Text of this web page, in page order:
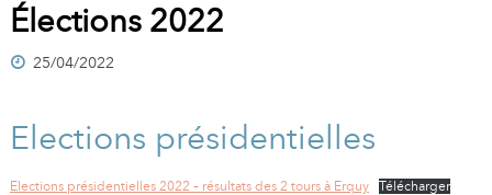
M
AI
Élections 2022
25/04/2022
Elections présidentielles
Elections présidentielles 2022 – résultats des 2 tours à Erquy Télécharger